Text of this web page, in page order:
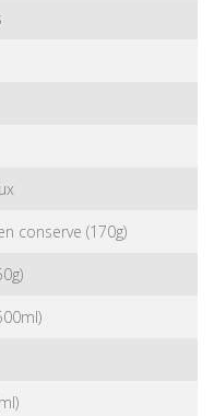
conserve (170g)